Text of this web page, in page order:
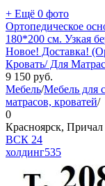
+ Ещё 0 фото
Ортопедическое
180*200 см. Узкая
Новое! Доставка!
Кровать/ Для
9 150 руб.
Мебель/Мебель для
матрасов, кроватей/
0
Красноярск, Причал
ВСК 24
холдинг535